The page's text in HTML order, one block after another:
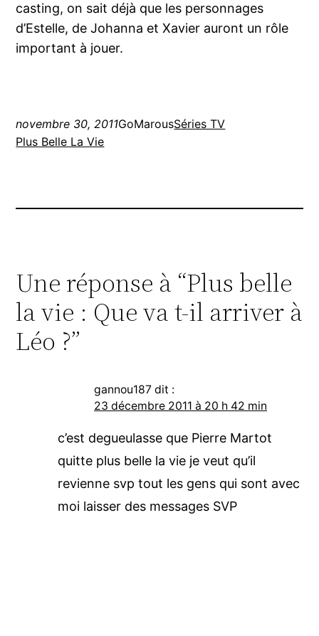
casting, on sait déjà que les personnages
d’Estelle, de Johanna et Xavier auront un rôle
important à jouer.
novembre 30, 2011GoMarousSéries TV
Plus Belle La Vie
Une réponse à “Plus belle
la vie : Que va t-il arriver à
Léo ?”
gannou187 dit :
23 décembre 2011 à 20 h 42 min
c’est degueulasse que Pierre Martot
quitte plus belle la vie je veut qu’il
revienne svp tout les gens qui sont avec
moi laisser des messages SVP